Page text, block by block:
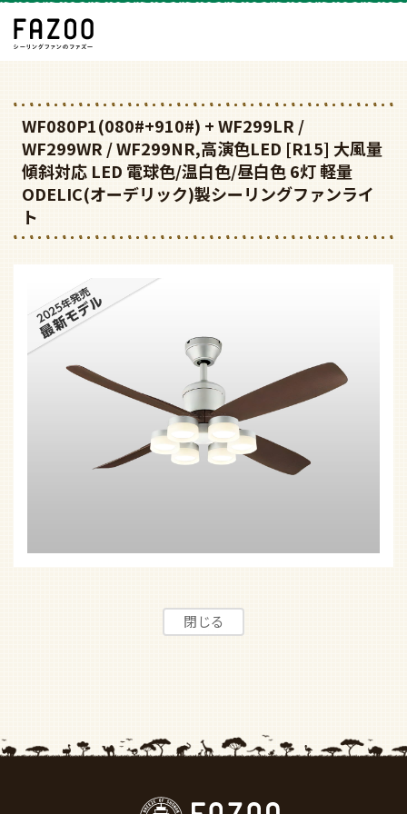
WF080P1(080#+910#) + WF299LR /
WF299WR / WF299NR,高演色LED [R15] 大風量
傾斜対応 LED 電球色/温白色/昼白色 6灯 軽量
ODELIC(オーデリック)製シーリングファンライ
ト